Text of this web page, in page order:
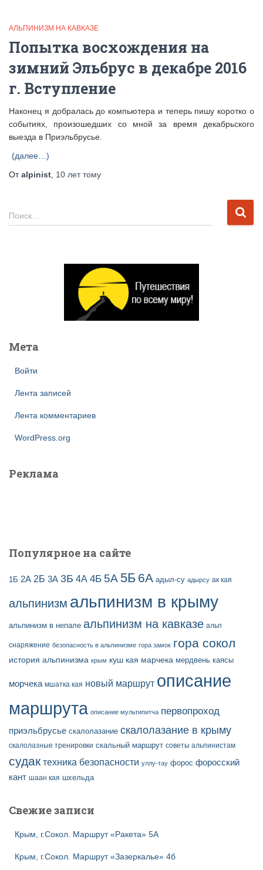
АЛЬПИНИЗМ НА КАВКАЗЕ
Попытка восхождения на
зимний Эльбрус в декабре 2016
г. Вступление
Наконец я добралась до компьютера и теперь пишу коротко о
событиях, произошедших со мной за время декабрьского
выезда в Приэльбрусье.
(далее…)
Отalpinist 10 леттому
Н
а
Поиск…
Мета
Войти
Лента записей
Лента комментариев
WordPress.org
Реклама
Популярное на сайте
1Б 2А 2Б 3А 3Б 4А 4Б 5А 5Б 6А адыл-су адырсу ак кая
альпинизм альпинизм в крыму
альпинизм в непале альпинизм на кавказе альп
снаряжение безопасность в альпинизме гора замок гора сокол
история альпинизма крым куш кая марчека мердвень каясы
морчека мшатка кая новый маршрут описание
маршрута описание мультипитча первопроход
приэльбрусье скалолазание скалолазание в крыму
скалолазные тренировки скальный маршрут советы альпинистам
судак техника безопасности уллу-тау форос форосский
кант шаан кая шхельда
Свежие записи
Крым, г.Сокол. Маршрут «Ракета» 5А
Крым, г.Сокол. Маршрут «Зазеркалье» 4б